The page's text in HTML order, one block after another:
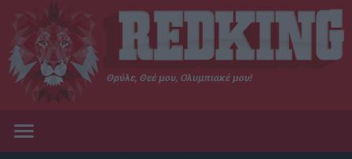
Θρύλε, Θεέ μου, Ολυμπιακέ μου!
Toggle